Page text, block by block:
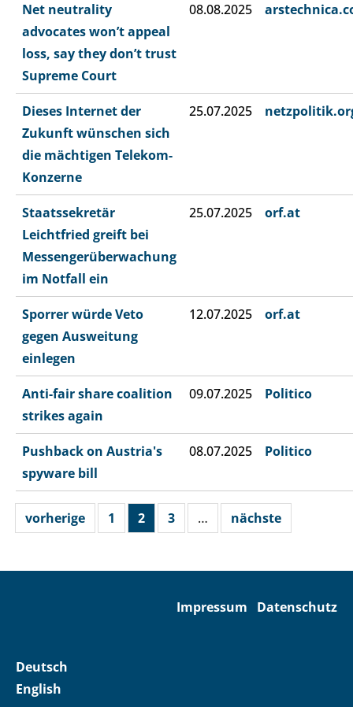
Net neutrality
advocates won’t appeal
loss, say they don’t trust
Supreme Court
08.08.2025
Dieses Internet der
Zukunft wünschen sich
die mächtigen Telekom-
Konzerne
25.07.2025
Staatssekretär
Leichtfried greift bei
Messengerüberwachung
im Notfall ein
25.07.2025 orf.at
Sporrer würde Veto
gegen Ausweitung
einlegen
12.07.2025 orf.at
Anti-fair share coalition
strikes again
09.07.2025 Politico
Pushback on Austria's
spyware bill
08.07.2025 Politico
vorherige 1 2 3 … nächste
Impressum Datenschutz
Deutsch
English